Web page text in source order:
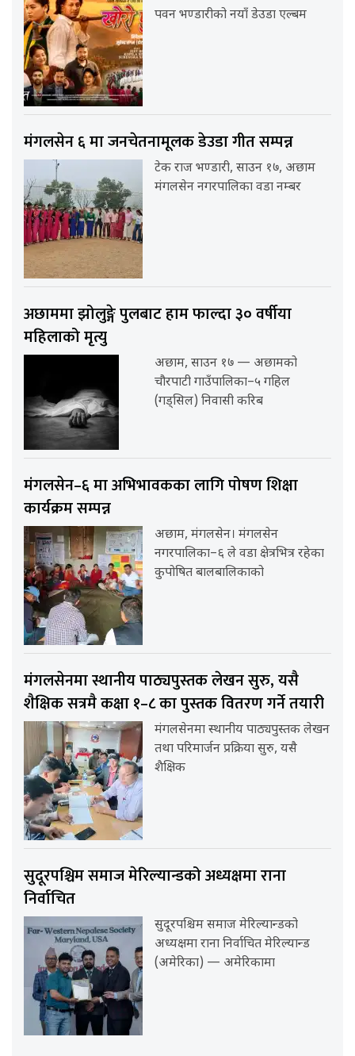
पवन भण्डारीको नयाँ डेउडा एल्बम
मंगलसेन ६ मा जनचेतनामूलक डेउडा गीत सम्पन्न
टेक राज भण्डारी, साउन १७, अछाम
मंगलसेन नगरपालिका वडा नम्बर
अछाममा झोलुङ्गे पुलबाट हाम फाल्दा ३० वर्षीया
महिलाको मृत्यु
अछाम, साउन १७ — अछामको
चौरपाटी गाउँपालिका–५ गहिल
(गड्सिल) निवासी करिब
मंगलसेन–६ मा अभिभावकका लागि पोषण शिक्षा
कार्यक्रम सम्पन्न
अछाम, मंगलसेन। मंगलसेन
नगरपालिका–६ ले वडा क्षेत्रभित्र रहेका
कुपोषित बालबालिकाको
मंगलसेनमा स्थानीय पाठ्यपुस्तक लेखन सुरु, यसै
शैक्षिक सत्रमै कक्षा १–८ का पुस्तक वितरण गर्ने तयारी
मंगलसेनमा स्थानीय पाठ्यपुस्तक लेखन
तथा परिमार्जन प्रक्रिया सुरु, यसै
शैक्षिक
सुदूरपश्चिम समाज मेरिल्यान्डको अध्यक्षमा राना
निर्वाचित
सुदूरपश्चिम समाज मेरिल्यान्डको
अध्यक्षमा राना निर्वाचित मेरिल्यान्ड
(अमेरिका) — अमेरिकामा